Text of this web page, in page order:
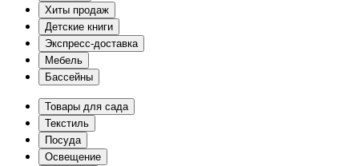
Хиты продаж
Детские книги
Экспресс-доставка
Мебель
Бассейны
Товары для сада
Текстиль
Посуда
Освещение